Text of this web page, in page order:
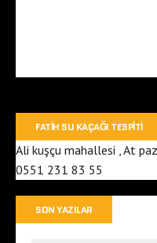
FATIH SU KAÇAĞI TESPITI
Ali kuşçu mahallesi , At
0551 231 83 55
SON YAZILAR